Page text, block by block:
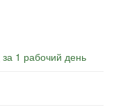
за 1 рабочий день